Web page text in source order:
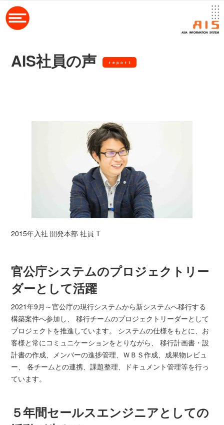
AIS社員の声 ｒｅｐｏｒｔ
2015年入社 開発本部 社員 T
官公庁システムのプロジェクトリー
ダーとして活躍
2021年9月～官公庁の現行システムから新システムへ移行する
構築案件へ参加し、 移行チームのプロジェクトリーダーとして
プロジェクトを推進しています。 システムの仕様をもとに、お
客様と常にコミュニケーションをとりながら、 移行計画書・設
計書の作成、メンバーの進捗管理、ＷＢＳ作成、成果物レビュ
ー、 各チームとの連携、課題整理、ドキュメント管理等を行っ
ています。
５年間セールスエンジニアとしての